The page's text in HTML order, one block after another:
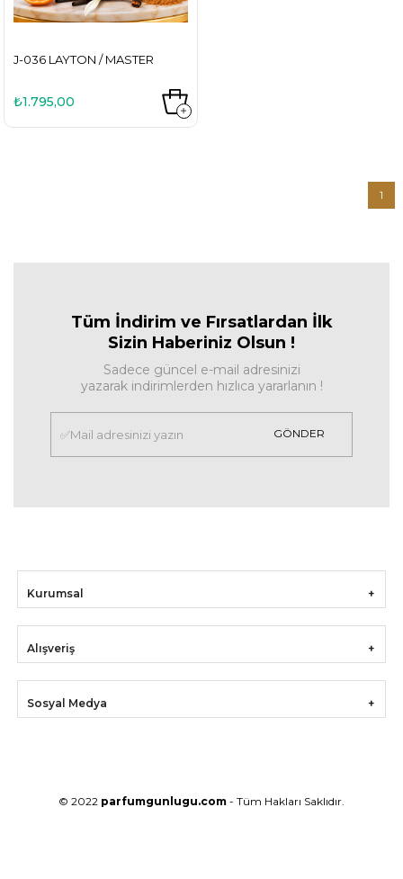
J-036 LAYTON / MASTER
₺1.795,00
1
Tüm İndirim ve Fırsatlardan İlk
Sizin Haberiniz Olsun !
Sadece güncel e-mail adresinizi
yazarak indirimlerden hızlıca yararlanın !
GÖNDER
Kurumsal
Alışveriş
Sosyal Medya
© 2022 parfumgunlugu.com - Tüm Hakları Saklıdır.